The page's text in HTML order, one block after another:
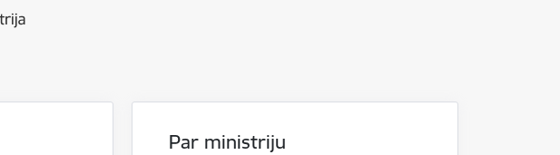
Par ministriju